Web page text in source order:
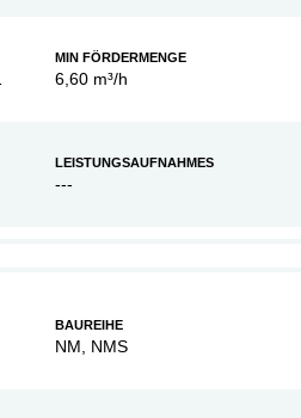
MIN FÖRDERMENGE
6,60 m³/h
LEISTUNGSAUFNAHMES
---
BAUREIHE
NM, NMS